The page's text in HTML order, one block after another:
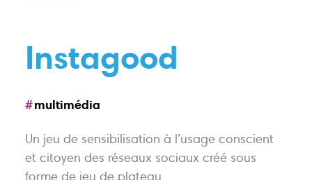
Instagood
multimédia
Un jeu de sensibilisation à l’usage conscient
et citoyen des réseaux sociaux créé sous
forme de jeu de plateau.
Accueil À propos